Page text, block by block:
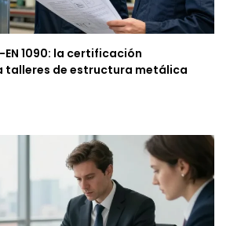
EN 1090: la certificación
de estructura metálica